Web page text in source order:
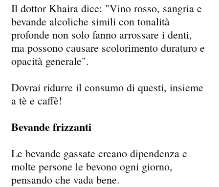
Il dottor Khaira dice: "Vino rosso, sangria e
bevande alcoliche simili con tonalità
profonde non solo fanno arrossare i denti,
ma possono causare scolorimento duraturo e
opacità generale".
Dovrai ridurre il consumo di questi, insieme
a tè e caffè!
Bevande frizzanti
Le bevande gassate creano dipendenza e
molte persone le bevono ogni giorno,
pensando che vada bene.